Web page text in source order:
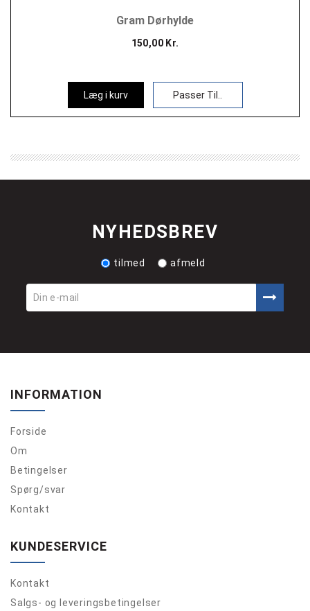
Gram Dørhylde
150,00 Kr.
Læg i kurv Passer Til..
NYHEDSBREV
tilmed afmeld
INFORMATION
Forside
Om
Betingelser
Spørg/svar
Kontakt
KUNDESERVICE
Kontakt
Salgs- og leveringsbetingelser